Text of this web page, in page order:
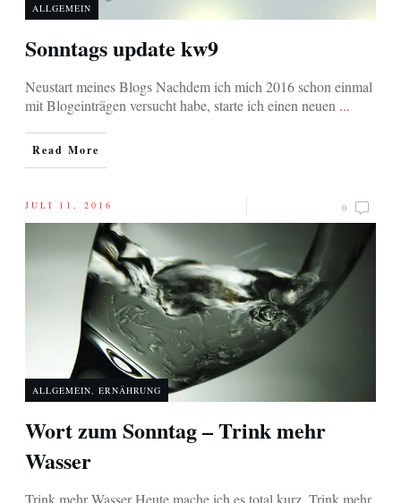
ALLGEMEIN
Sonntags update kw9
Neustart meines Blogs Nachdem ich mich 2016 schon einmal
mit Blogeinträgen versucht habe, starte ich einen neuen ...
Read More
JULI 11, 2016 0
ALLGEMEIN ERNÄHRUNG
Wort zum Sonntag – Trink mehr
Wasser
Trink mehr Wasser Heute mache ich es total kurz. Trink mehr